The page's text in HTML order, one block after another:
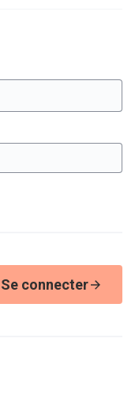
Se connecter